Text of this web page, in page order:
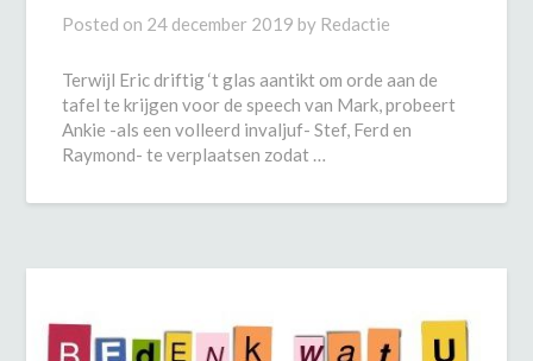
Posted on 24 december 2019 by Redactie
Terwijl Eric driftig ‘t glas aantikt om orde aan de
tafel te krijgen voor de speech van Mark, probeert
Ankie -als een volleerd invaljuf- Stef, Ferd en
Raymond- te verplaatsen zodat …